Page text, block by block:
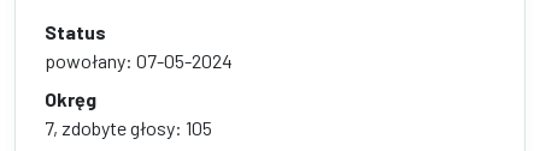
Status
powołany: 07-05-2024
Okręg
7, zdobyte głosy: 105